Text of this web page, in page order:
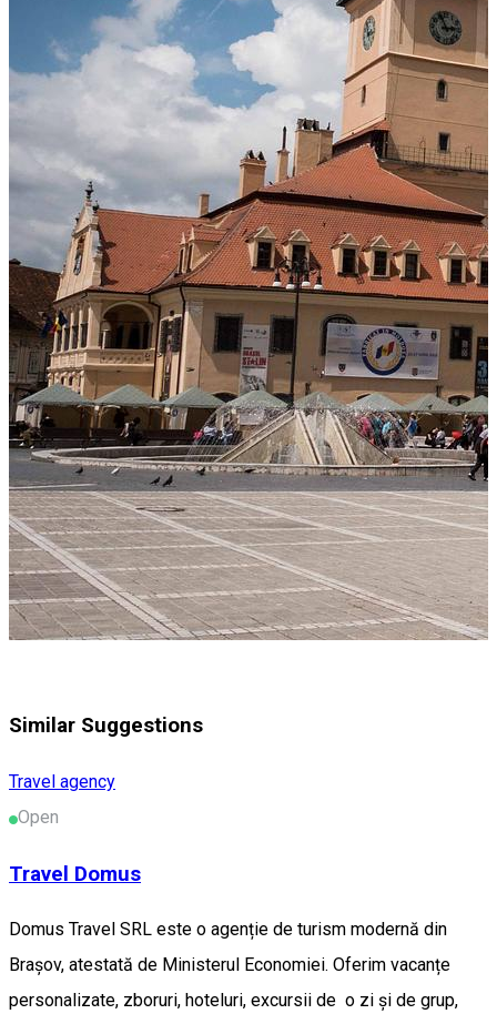
Similar Suggestions
Travel agency
Open
Travel Domus
Domus Travel SRL este o agenție de turism modernă din
Brașov, atestată de Ministerul Economiei. Oferim vacanțe
personalizate, zboruri, hoteluri, excursii de o zi și de grup,